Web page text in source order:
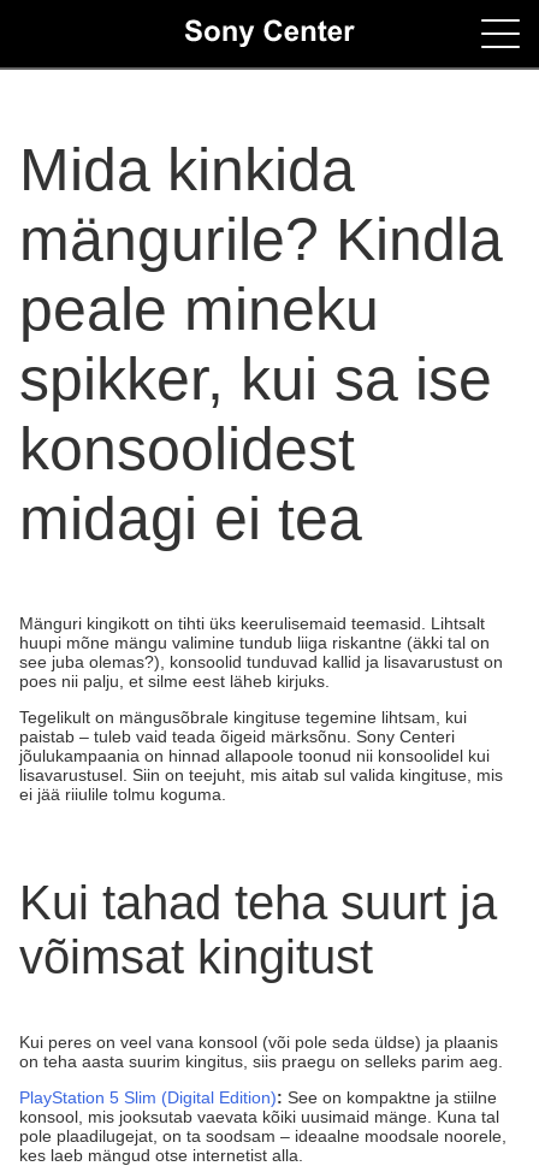
Contacts
Mida kinkida
mängurile? Kindla
peale mineku
spikker, kui sa ise
konsoolidest
midagi ei tea
Mänguri kingikott on tihti üks keerulisemaid teemasid. Lihtsalt
huupi mõne mängu valimine tundub liiga riskantne (äkki tal on
see juba olemas?), konsoolid tunduvad kallid ja lisavarustust on
poes nii palju, et silme eest läheb kirjuks.
Tegelikult on mängusõbrale kingituse tegemine lihtsam, kui
paistab – tuleb vaid teada õigeid märksõnu. Sony Centeri
jõulukampaania on hinnad allapoole toonud nii konsoolidel kui
lisavarustusel. Siin on teejuht, mis aitab sul valida kingituse, mis
ei jää riiulile tolmu koguma.
Kui tahad teha suurt ja
võimsat kingitust
Kui peres on veel vana konsool (või pole seda üldse) ja plaanis
on teha aasta suurim kingitus, siis praegu on selleks parim aeg.
PlayStation 5 Slim (Digital Edition): See on kompaktne ja stiilne
konsool, mis jooksutab vaevata kõiki uusimaid mänge. Kuna tal
pole plaadilugejat, on ta soodsam – ideaalne moodsale noorele,
kes laeb mängud otse internetist alla.